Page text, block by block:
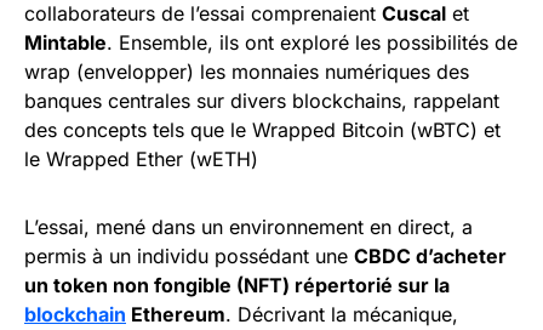
collaborateurs de l’essai comprenaient Cuscal et
Mintable. Ensemble, ils ont exploré les possibilités de
wrap (envelopper) les monnaies numériques des
banques centrales sur divers blockchains, rappelant
des concepts tels que le Wrapped Bitcoin (wBTC) et
le Wrapped Ether (wETH)
L’essai, mené dans un environnement en direct, a
permis à un individu possédant une CBDC d’acheter
un token non fongible (NFT) répertorié sur la
blockchain Ethereum. Décrivant la mécanique,